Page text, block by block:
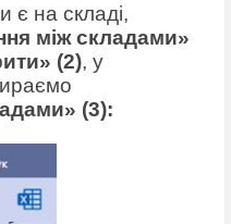
є на складі,
між складами»
(2), у
(3):